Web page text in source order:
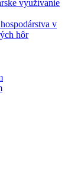
využívanie
v
hôr